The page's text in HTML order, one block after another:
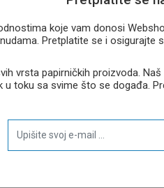
koje vam donosi
Pretplatite se i
vrsta papirničkih proizvoda.
u toku sa svime što se događa.